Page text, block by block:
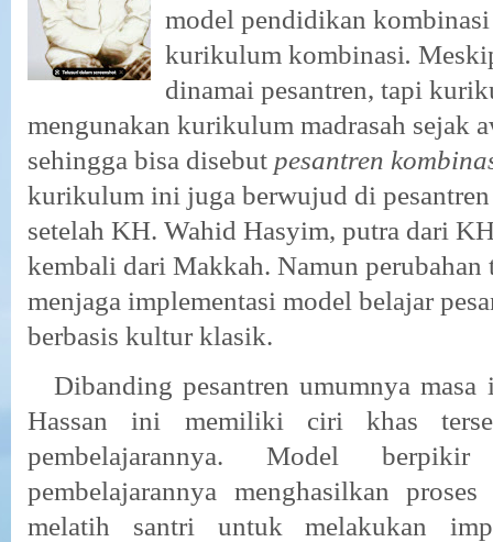
model pendidikan kombinasi
kurikulum kombinasi.
dinamai pesantren, tapi
mengunakan kurikulum madrasah sejak
sehingga bisa disebut pesantren
kurikulum ini juga berwujud di
setelah KH. Wahid Hasyim, putra dari
kembali dari Makkah. Namun perubahan
menjaga implementasi model belajar
berbasis kultur klasik.
Dibanding pesantren umumnya masa
Hassan ini memiliki ciri khas
pembelajarannya. Model
pembelajarannya menghasilkan
melatih santri untuk melakukan